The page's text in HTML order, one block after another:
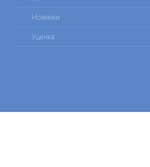
Новинки
Уценка